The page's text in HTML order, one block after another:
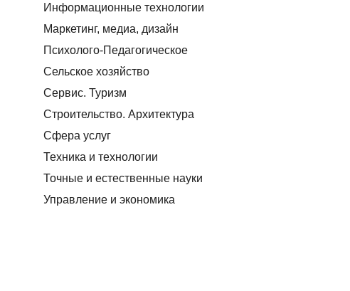
Информационные технологии
Маркетинг, медиа, дизайн
Психолого-Педагогическое
Сельское хозяйство
Сервис. Туризм
Строительство. Архитектура
Сфера услуг
Техника и технологии
Точные и естественные науки
Управление и экономика